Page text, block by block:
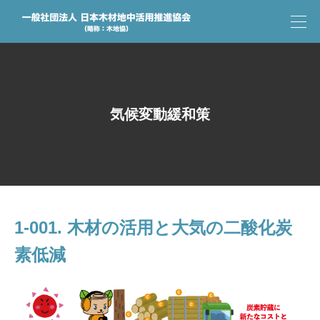
気候変動緩和策
1-001. 木材の活用と大気の二酸化炭
素低減